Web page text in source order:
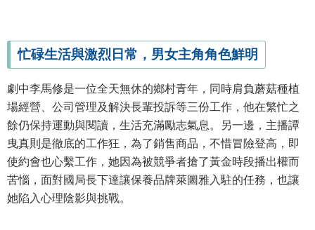
忙碌生活與激烈日常，男女主角角色鮮明
劇中李馬修是一位全天無休的鄉村青年，同時肩負蘑菇種植
場經營、公司管理及解決長輩投訴等三份工作，他在繁忙之
餘仍保持運動與閱讀，生活充滿勵志氣息。另一邊，主播譚
曳真則是徹底的工作狂，為了銷售商品，不惜冒險登高，即
使約會也心繫工作，她因為被競爭者搶了黃金時段播出權而
苦惱，面對國局長下達讓保養品牌萊圖雅入駐的任務，也讓
她陷入心理陰影與挑戰。